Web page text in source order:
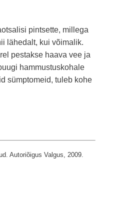
pintsette, millega
lähedalt, kui võimalik.
pestakse haava vee ja
hammustuskohale
sümptomeid, tuleb kohe
Autoriõigus Valgus, 2009.